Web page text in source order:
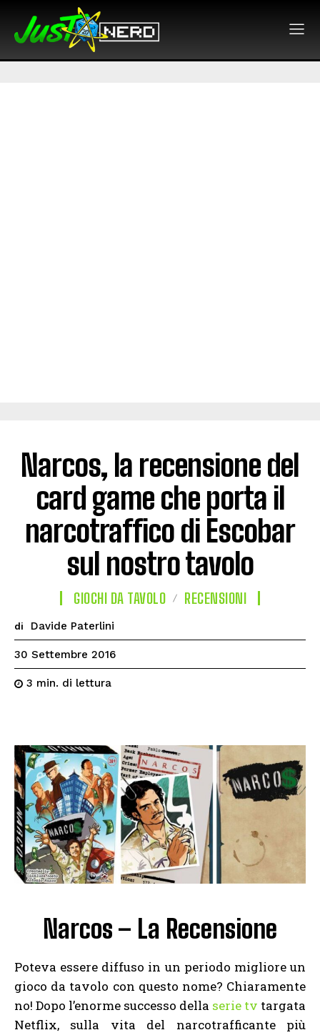
Narcos, la recensione del
card game che porta il
narcotraffico di Escobar
sul nostro tavolo
GIOCHI DA TAVOLO RECENSIONI
di Davide Paterlini
30 Settembre 2016
3 min. di lettura
Narcos – La Recensione
Poteva essere diffuso in un periodo migliore un
gioco da tavolo con questo nome? Chiaramente
no! Dopo l’enorme successo della serie tv targata
Netflix, sulla vita del narcotrafficante più